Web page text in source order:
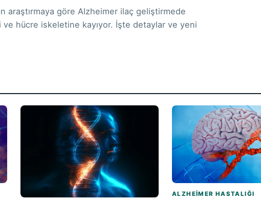
araştırmaya göre Alzheimer ilaç geliştirmede
hücre iskeletine kayıyor. İşte detaylar ve yeni
ALZHEIMER HASTALIĞI